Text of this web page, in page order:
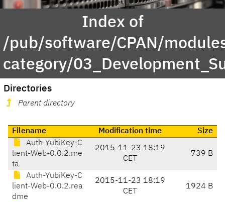
Index of
/pub/software/CPAN/
category/
Directories
Parent directory
Filename Modification time
Size
Auth-YubiKey-C
lient-Web-0.0.2.me
ta
2015-11-23 18:19
CET
739 B
Auth-YubiKey-C
lient-Web-0.0.2.rea
dme
2015-11-23 18:19
CET
1924 B